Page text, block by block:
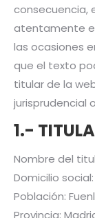
consecuencia,
atentamente
las ocasiones
que el texto
titular de la
jurisprudencial
1.-
Nombre del
Domicilio social:
Población:
Provincia: